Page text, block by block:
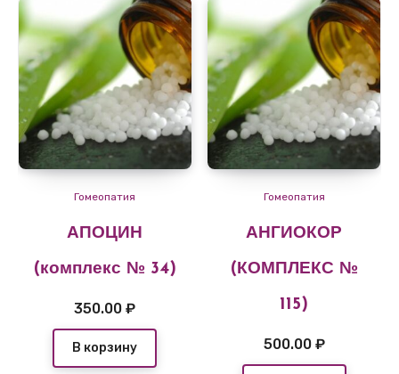
Гомеопатия
АПОЦИН
(комплекс № 34)
350.00₽
В корзину
Гомеопатия
АНГИОКОР
(КОМПЛЕКС №
115)
500.00 ₽